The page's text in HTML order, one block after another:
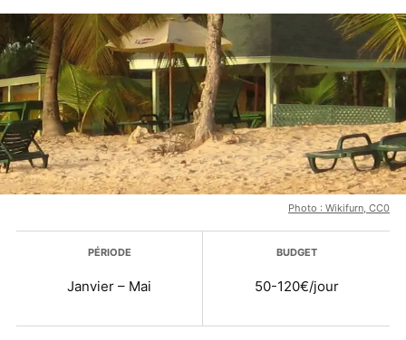
Photo : Wikifurn, CC0
Plus d’infos
PÉRIODE
Janvier – Mai
BUDGET
50-120€/jour